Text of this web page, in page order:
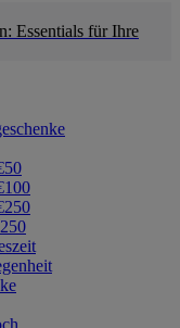
Essentials für Ihre